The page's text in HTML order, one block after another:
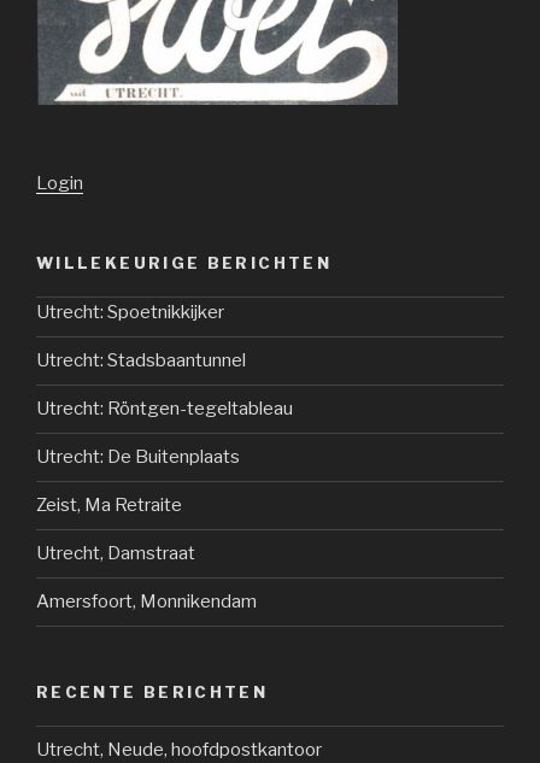
Login
WILLEKEURIGE BERICHTEN
Utrecht: Spoetnikkijker
Utrecht: Stadsbaantunnel
Utrecht: Röntgen-tegeltableau
Utrecht: De Buitenplaats
Zeist, Ma Retraite
Utrecht, Damstraat
Amersfoort, Monnikendam
RECENTE BERICHTEN
Utrecht, Neude, hoofdpostkantoor